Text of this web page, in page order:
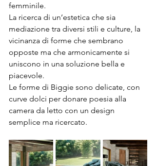
femminile.
La ricerca di un’estetica che sia
mediazione tra diversi stili e culture, la
vicinanza di forme che sembrano
opposte ma che armonicamente si
uniscono in una soluzione bella e
piacevole.
Le forme di Biggie sono delicate, con
curve dolci per donare poesia alla
camera da letto con un design
semplice ma ricercato.